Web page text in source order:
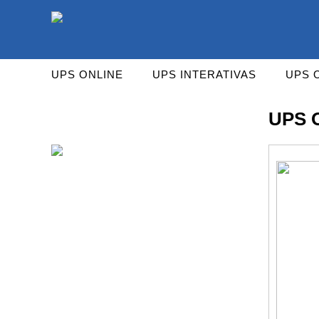
UPS ONLINE UPS INTERATIVAS UPS
UPS